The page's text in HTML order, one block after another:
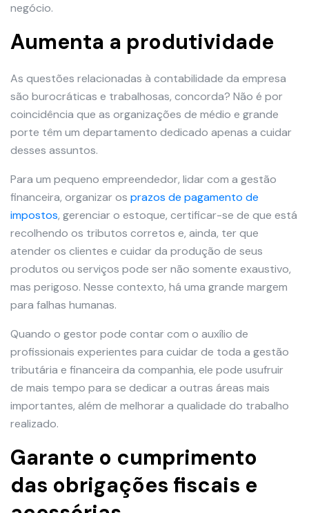
negócio.
Aumenta a produtividade
As questões relacionadas à contabilidade da empresa
são burocráticas e trabalhosas, concorda? Não é por
coincidência que as organizações de médio e grande
porte têm um departamento dedicado apenas a cuidar
desses assuntos.
Para um pequeno empreendedor, lidar com a gestão
financeira, organizar os prazos de pagamento de
impostos, gerenciar o estoque, certificar-se de que está
recolhendo os tributos corretos e, ainda, ter que
atender os clientes e cuidar da produção de seus
produtos ou serviços pode ser não somente exaustivo,
mas perigoso. Nesse contexto, há uma grande margem
para falhas humanas.
Quando o gestor pode contar com o auxílio de
profissionais experientes para cuidar de toda a gestão
tributária e financeira da companhia, ele pode usufruir
de mais tempo para se dedicar a outras áreas mais
importantes, além de melhorar a qualidade do trabalho
realizado.
Garante o cumprimento
das obrigações fiscais e